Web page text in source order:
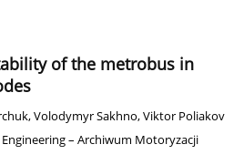
of the metrobus in
,Volodymyr Sakhno,Viktor Poliakov
– Archiwum Motoryzacji